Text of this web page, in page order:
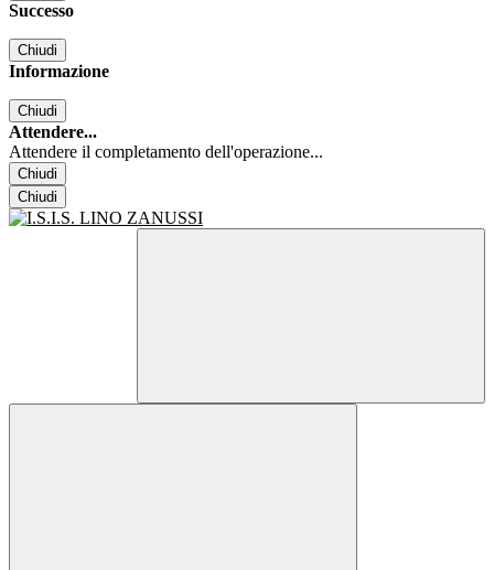
Successo
Chiudi
Informazione
Chiudi
Attendere...
Attendere il completamento dell'operazione...
Chiudi
Chiudi